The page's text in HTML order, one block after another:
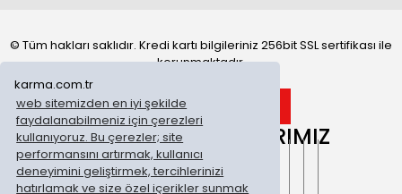
karma.com.tr
web sitemizden en iyi şekilde
faydalanabilmeniz için çerezleri
kullanıyoruz. Bu çerezler; site
performansını artırmak, kullanıcı
deneyimini geliştirmek, tercihlerinizi
hatırlamak ve size özel içerikler sunmak
© Tüm hakları saklıdır. Kredi kartı bilgileriniz 256bit SSL sertifikası ile
korunmaktadır.
ONLİNE MAĞAZALARIMIZ